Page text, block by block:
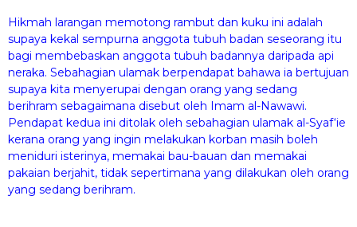
Hikmah larangan memotong rambut dan kuku ini adalah
supaya kekal sempurna anggota tubuh badan seseorang itu
bagi membebaskan anggota tubuh badannya daripada api
neraka. Sebahagian ulamak berpendapat bahawa ia bertujuan
supaya kita menyerupai dengan orang yang sedang
berihram sebagaimana disebut oleh Imam al-Nawawi.
Pendapat kedua ini ditolak oleh sebahagian ulamak al-Syaf‘ie
kerana orang yang ingin melakukan korban masih boleh
meniduri isterinya, memakai bau-bauan dan memakai
pakaian berjahit, tidak sepertimana yang dilakukan oleh orang
yang sedang berihram.